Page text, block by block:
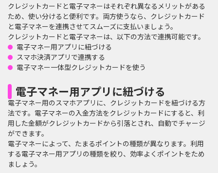
クレジットカードと電子マネーはそれぞれ異なるメリットがある
ため、使い分けると便利です。両方使うなら、クレジットカード
と電子マネーを連携させてスムーズに支払いましょう。
クレジットカードと電子マネーは、以下の方法で連携可能です。
電子マネー用アプリに紐づける
スマホ決済アプリで連携する
電子マネー一体型クレジットカードを使う
電子マネー用アプリに紐づける
電子マネー用のスマホアプリに、クレジットカードを紐づける方
法です。電子マネーの入金方法をクレジットカードにすると、利
用した金額がクレジットカードから引落とされ、自動でチャージ
ができます。
電子マネーによって、たまるポイントの種類が異なります。利用
する電子マネー用アプリの種類を絞り、効率よくポイントをため
ましょう。